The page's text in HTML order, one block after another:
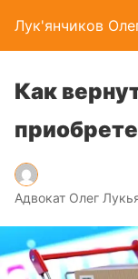
Лук'янчиков
Как
Адвокат Олег